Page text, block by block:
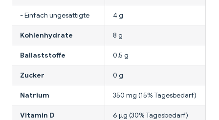
- Einfach ungesättigte 4 g
Kohlenhydrate 8 g
Ballaststoffe 0,5 g
Zucker 0 g
Natrium 350 mg (15% Tagesbedarf)
Vitamin D 6 μg (30% Tagesbedarf)